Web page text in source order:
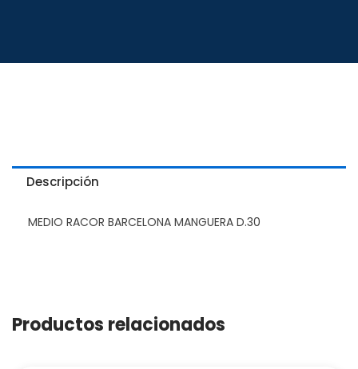
Descripción
MEDIO RACOR BARCELONA MANGUERA D.30
Productos relacionados